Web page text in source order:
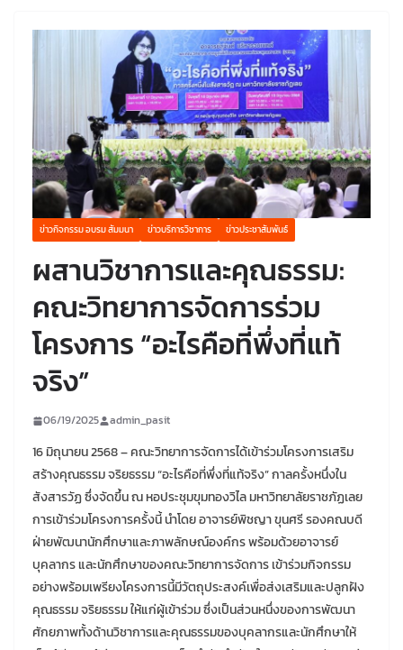
ข่าวกิจกรรม อบรม สัมมนา ข่าวบริการวิชาการ ข่าวประชาสัมพันธ์
ผสานวิชาการและคุณธรรม:
คณะวิทยาการจัดการร่วม
โครงการ “อะไรคือที่พึ่งที่แท้
จริง”
06/19/2025 admin_pasit
16 มิถุนายน 2568 – คณะวิทยาการจัดการได้เข้าร่วมโครงการเสริม
สร้างคุณธรรม จริยธรรม “อะไรคือที่พึ่งที่แท้จริง” กาลครั้งหนึ่งใน
สังสารวัฏ ซึ่งจัดขึ้น ณ หอประชุมขุมทองวิไล มหาวิทยาลัยราชภัฏเลย
การเข้าร่วมโครงการครั้งนี้ นำโดย อาจารย์พิชญา ขุนศรี รองคณบดี
ฝ่ายพัฒนานักศึกษาและภาพลักษณ์องค์กร พร้อมด้วยอาจารย์
บุคลากร และนักศึกษาของคณะวิทยาการจัดการ เข้าร่วมกิจกรรม
อย่างพร้อมเพรียงโครงการนี้มีวัตถุประสงค์เพื่อส่งเสริมและปลูกฝัง
คุณธรรม จริยธรรม ให้แก่ผู้เข้าร่วม ซึ่งเป็นส่วนหนึ่งของการพัฒนา
ศักยภาพทั้งด้านวิชาการและคุณธรรมของบุคลากรและนักศึกษาให้